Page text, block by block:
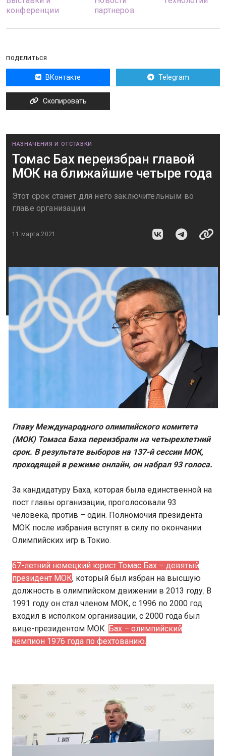
конференции
партнеров
ПОДЕЛИТЬСЯ
ВКонтакте Telegram
Скопировать
НАЗНАЧЕНИЯ И ОТСТАВКИ
Томас Бах переизбран главой
МОК на ближайшие четыре года
Этот срок станет для него заключительным во
главе организации
11 марта 2021
Главу Международного олимпийского комитета
(МОК) Томаса Баха переизбрали на четырехлетний
срок. В результате выборов на 137-й сессии МОК,
проходящей в режиме онлайн, он набрал 93 голоса.
За кандидатуру Баха, которая была единственной на
пост главы организации, проголосовали 93
человека, против – один. Полномочия президента
МОК после избрания вступят в силу по окончании
Олимпийских игр в Токио.
67-летний немецкий юрист Томас Бах – девятый
президент МОК, который был избран на высшую
должность в олимпийском движении в 2013 году. В
1991 году он стал членом МОК, с 1996 по 2000 год
входил в исполком организации, с 2000 года был
вице-президентом МОК. Бах – олимпийский
чемпион 1976 года по фехтованию.